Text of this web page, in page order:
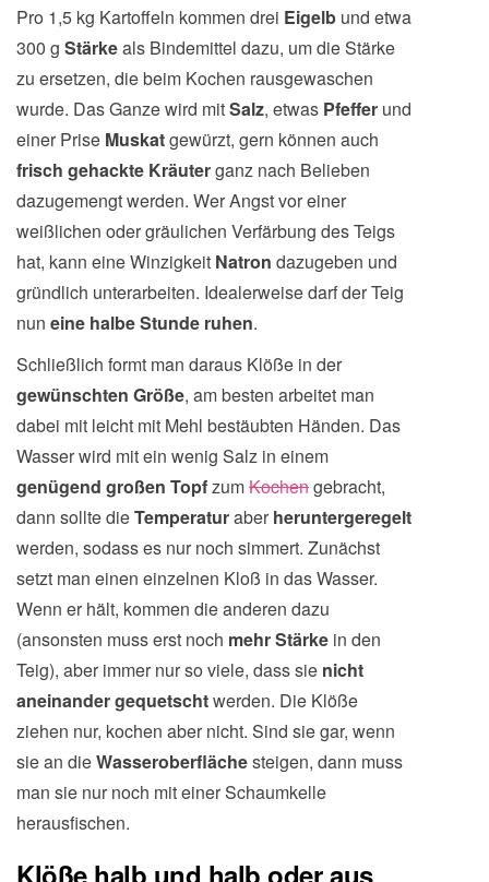
Pro 1,5 kg Kartoffeln kommen drei Eigelb und etwa
300 g Stärkeals Bindemittel dazu, um die Stärke
zu ersetzen, die beim Kochen rausgewaschen
wurde. Das Ganze wird mitSalz, etwas Pfeffer und
einer Prise Muskatgewürzt, gern können auch
frisch gehackte Kräuterganz nach Belieben
dazugemengt werden. Wer Angst vor einer
weißlichen oder gräulichen Verfärbung des Teigs
hat, kann eine Winzigkeit Natron dazugeben und
gründlich unterarbeiten. Idealerweise darf der Teig
nun eine halbe Stunde ruhen.
Schließlich formt man daraus Klöße in der
gewünschten Größe, am besten arbeitet man
dabei mit leicht mit Mehl bestäubten Händen. Das
Wasser wird mit ein wenig Salz in einem
genügend großen TopfzumKochengebracht,
dann sollte dieTemperaturaber heruntergeregelt
werden, sodass es nur noch simmert. Zunächst
setzt man einen einzelnen Kloß in das Wasser.
Wenn er hält, kommen die anderen dazu
(ansonsten muss erst noch mehr Stärke in den
Teig), aber immer nur so viele, dass sie nicht
aneinander gequetschtwerden. Die Klöße
ziehen nur, kochen aber nicht. Sind sie gar, wenn
sie an dieWasseroberflächesteigen, dann muss
man sie nur noch mit einer Schaumkelle
herausfischen.
Klöße halb und halb oder aus